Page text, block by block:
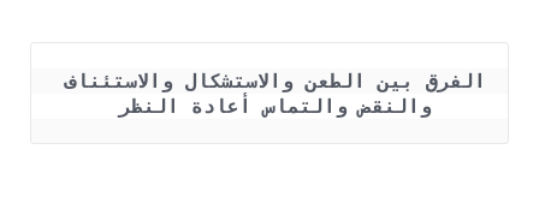
الفرق بين الطعن والاستشكال والاستئناف
والنقض والتماس أعادة النظر